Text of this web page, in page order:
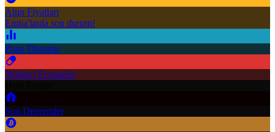
Altın Fiyatları
Emtia'larda son durum!
Puan Durumu
Nöbetçi Eczaneler
Son Depremler